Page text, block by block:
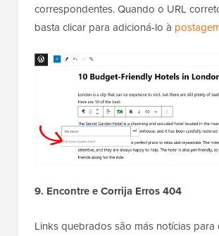
correspondentes. Quando o URL
basta clicar para adicioná-lo à
9. Encontre e Corrija Erros 404
Links quebrados são más notícias para